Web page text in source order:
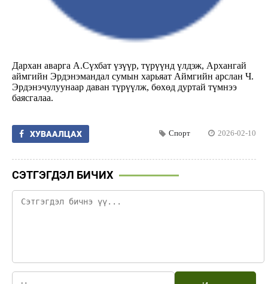
Дархан аварга А.Сүхбат үзүүр, түрүүнд үлдэж, Архангай
аймгийн Эрдэнэмандал сумын харьяат Аймгийн арслан Ч.
Эрдэнэчулуунаар даван түрүүлж, бөхөд дуртай түмнээ
баясгалаа.
ХУВААЛЦАХ Спорт 2026-02-10
СЭТГЭГДЭЛ БИЧИХ